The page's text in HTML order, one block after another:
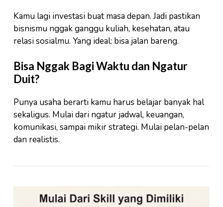
Kamu lagi investasi buat masa depan. Jadi pastikan
bisnismu nggak ganggu kuliah, kesehatan, atau
relasi sosialmu. Yang ideal: bisa jalan bareng.
Bisa Nggak Bagi Waktu dan Ngatur
Duit?
Punya usaha berarti kamu harus belajar banyak hal
sekaligus. Mulai dari ngatur jadwal, keuangan,
komunikasi, sampai mikir strategi. Mulai pelan-pelan
dan realistis.